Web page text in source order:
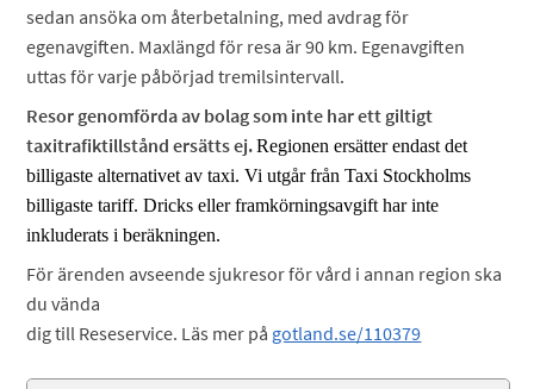
sedan ansöka om återbetalning, med avdrag för
egenavgiften. Maxlängd för resa är 90 km. Egenavgiften
uttas för varje påbörjad tremilsintervall.
Resor genomförda av bolag som inte har ett giltigt
taxitrafiktillstånd ersätts ej.Regionen ersätter endast det
billigaste alternativet av taxi. Vi utgår från Taxi Stockholms
billigaste tariff. Dricks eller framkörningsavgift har inte
inkluderats i beräkningen.
För ärenden avseende sjukresor för vård i annan region ska
du vända
dig till Reseservice. Läs mer på gotland.se/110379